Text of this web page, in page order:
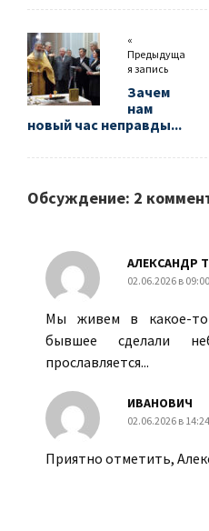
«
Предыдуща
я запись
Зачем
нам
новый час неправды...
Обсуждение: 2
АЛЕКСАНДР
02.06.2026 в 09:00
Мы живем в какое-то
бывшее сделали
прославляется...
ИВАНОВИЧ
02.06.2026 в 14:24
Приятно отметить,